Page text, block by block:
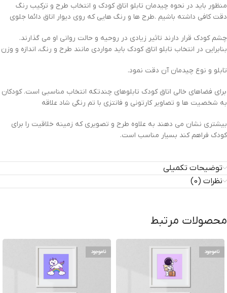
منظور باید در نحوه چیدمان تابلو اتاق کودک و انتخاب طرح و ترکیب رنگ
دقت کافی داشته باشیم .طرح ها و رنگ هایی که روی دیوار اتاق دائما جلوی
چشم کودک قرار دارند تاثیر زیادی در روحیه و حالت روانی او می گذارند.
بنابراین در انتخاب تابلو اتاق کودک باید مواردی مانند طرح و رنگ، اندازه و وزن
تابلو و نوع چیدمان آن دقت نمود.
برای فضاهای خالی اتاق کودک تابلوهای چندتکه انتخاب مناسبی است. کودکان
به شخصیت ها و تصاویر کارتونی و فانتزی با تم رنگی شاد علاقه
بیشتری نشان می دهند به علاوه طرح و تصویری که زمینه خلاقیت را برای
کودک فراهم کند بسیار مناسب است.
توضیحات تکمیلی
نظرات (0)
محصولات مرتبط
ناموجود ناموجود